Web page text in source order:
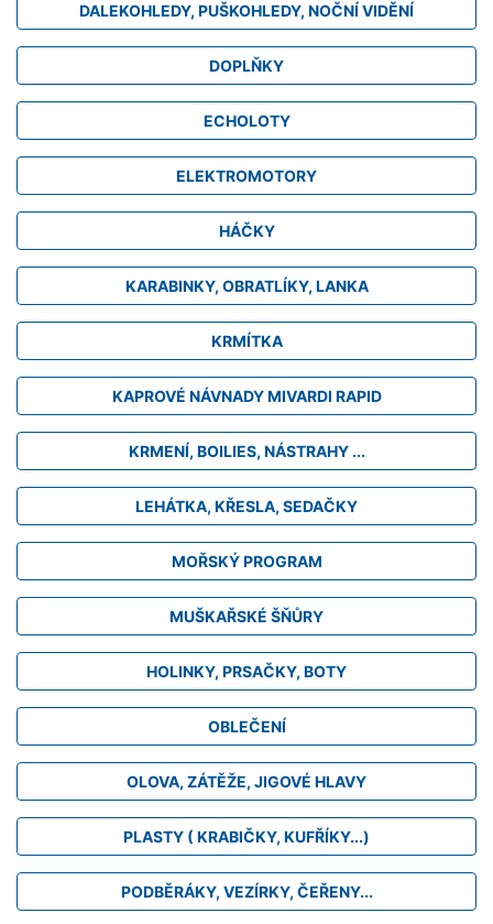
DALEKOHLEDY, PUŠKOHLEDY, NOČNÍ VIDĚNÍ
DOPLŇKY
ECHOLOTY
ELEKTROMOTORY
HÁČKY
KARABINKY, OBRATLÍKY, LANKA
KRMÍTKA
KAPROVÉ NÁVNADY MIVARDI RAPID
KRMENÍ, BOILIES, NÁSTRAHY ...
LEHÁTKA, KŘESLA, SEDAČKY
MOŘSKÝ PROGRAM
MUŠKAŘSKÉ ŠŇŮRY
HOLINKY, PRSAČKY, BOTY
OBLEČENÍ
OLOVA, ZÁTĚŽE, JIGOVÉ HLAVY
PLASTY ( KRABIČKY, KUFŘÍKY...)
PODBĚRÁKY, VEZÍRKY, ČEŘENY...